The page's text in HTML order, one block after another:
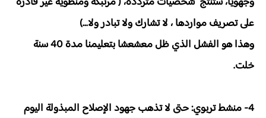
على تصريف مواردها ، لا تشارك ولا تبادر ولا...)
وهذا هو الفشل الذي ظل معشعشا بتعليمنا مدة 40 سنة
خلت.
4- منشط تربوي: حتى لا تذهب جهود الإصلاح المبذولة اليوم